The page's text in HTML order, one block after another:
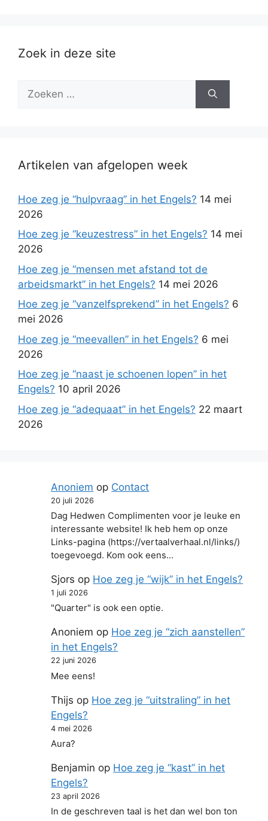
Zoek in deze site
naar:
Artikelen van afgelopen week
Hoe zeg je “hulpvraag” in het Engels? 14 mei
2026
Hoe zeg je “keuzestress” in het Engels? 14 mei
2026
Hoe zeg je “mensen met afstand tot de
arbeidsmarkt” in het Engels? 14 mei 2026
Hoe zeg je “vanzelfsprekend” in het Engels? 6
mei 2026
Hoe zeg je “meevallen” in het Engels? 6 mei
2026
Hoe zeg je “naast je schoenen lopen” in het
Engels? 10 april 2026
Hoe zeg je “adequaat” in het Engels? 22 maart
2026
Anoniem op Contact
20 juli 2026
Dag Hedwen Complimenten voor je leuke en
interessante website! Ik heb hem op onze
Links-pagina (https://vertaalverhaal.nl/links/)
toegevoegd. Kom ook eens…
Sjors op Hoe zeg je “wijk” in het Engels?
1 juli 2026
"Quarter" is ook een optie.
Anoniem op Hoe zeg je “zich aanstellen”
in het Engels?
22 juni 2026
Mee eens!
Thijs op Hoe zeg je “uitstraling” in het
Engels?
4 mei 2026
Aura?
Benjamin op Hoe zeg je “kast” in het
Engels?
23 april 2026
In de geschreven taal is het dan wel bon ton